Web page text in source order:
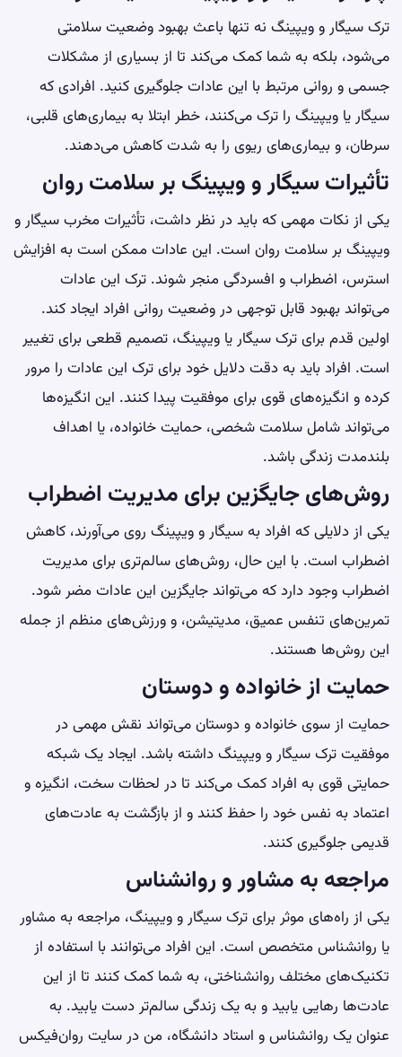
ترک سیگار و ویپینگ نه تنها باعث بهبود وضعیت سلامتی
می‌شود، بلکه به شما کمک می‌کند تا از بسیاری از مشکلات
جسمی و روانی مرتبط با این عادات جلوگیری کنید. افرادی که
سیگار یا ویپینگ را ترک می‌کنند، خطر ابتلا به بیماری‌های قلبی،
سرطان، و بیماری‌های ریوی را به شدت کاهش می‌دهند.
تأثیرات سیگار و ویپینگ بر سلامت روان
یکی از نکات مهمی که باید در نظر داشت، تأثیرات مخرب سیگار و
ویپینگ بر سلامت روان است. این عادات ممکن است به افزایش
استرس، اضطراب و افسردگی منجر شوند. ترک این عادات
می‌تواند بهبود قابل توجهی در وضعیت روانی افراد ایجاد کند.
اولین قدم برای ترک سیگار یا ویپینگ، تصمیم قطعی برای تغییر
است. افراد باید به دقت دلایل خود برای ترک این عادات را مرور
کرده و انگیزه‌های قوی برای موفقیت پیدا کنند. این انگیزه‌ها
می‌تواند شامل سلامت شخصی، حمایت خانواده، یا اهداف
بلندمدت زندگی باشد.
روش‌های جایگزین برای مدیریت اضطراب
یکی از دلایلی که افراد به سیگار و ویپینگ روی می‌آورند، کاهش
اضطراب است. با این حال، روش‌های سالم‌تری برای مدیریت
اضطراب وجود دارد که می‌تواند جایگزین این عادات مضر شود.
تمرین‌های تنفس عمیق، مدیتیشن، و ورزش‌های منظم از جمله
این روش‌ها هستند.
حمایت از خانواده و دوستان
حمایت از سوی خانواده و دوستان می‌تواند نقش مهمی در
موفقیت ترک سیگار و ویپینگ داشته باشد. ایجاد یک شبکه
حمایتی قوی به افراد کمک می‌کند تا در لحظات سخت، انگیزه و
اعتماد به نفس خود را حفظ کنند و از بازگشت به عادت‌های
قدیمی جلوگیری کنند.
مراجعه به مشاور و روانشناس
یکی از راه‌های موثر برای ترک سیگار و ویپینگ، مراجعه به مشاور
یا روانشناس متخصص است. این افراد می‌توانند با استفاده از
تکنیک‌های مختلف روانشناختی، به شما کمک کنند تا از این
عادت‌ها رهایی یابید و به یک زندگی سالم‌تر دست یابید. به
عنوان یک روانشناس و استاد دانشگاه، من در سایت روان‌فیکس